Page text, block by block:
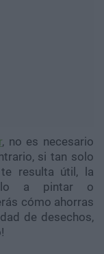
, no es necesario
si tan solo
resulta útil, la
a pintar o
cómo ahorras
de desechos,